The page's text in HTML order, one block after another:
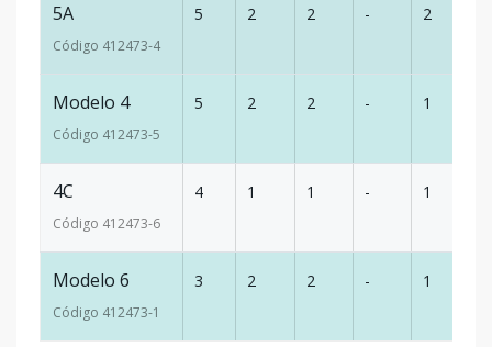
5A
Código 412473-4
5 2 2 - 2
Modelo 4
Código 412473-5
5 2 2 - 1
4C
Código 412473-6
4 1 1 - 1
Modelo 6
Código 412473-1
3 2 2 - 1